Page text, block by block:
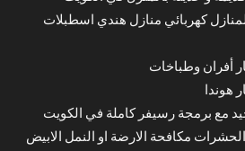
كهربائي منازل هندي اسطبلات
أفران وطباخات
هوندا
مع برمجة رسيفر كاملة في الكويت
مكافحة الارضة او النمل الابيض